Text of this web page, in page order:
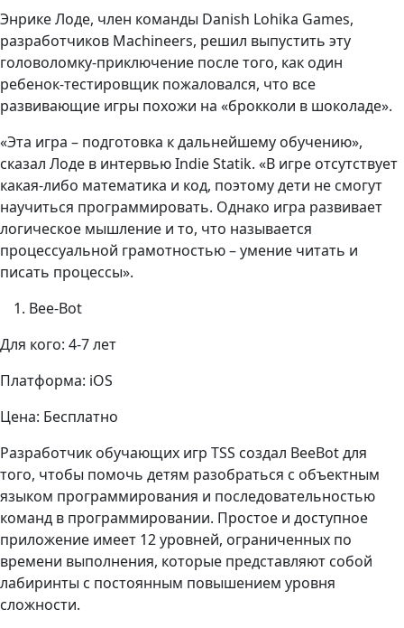
Энрике Лоде, член команды Danish Lohika Games,
разработчиков Machineers, решил выпустить эту
головоломку-приключение после того, как один
ребенок-тестировщик пожаловался, что все
развивающие игры похожи на «брокколи в шоколаде».
«Эта игра – подготовка к дальнейшему обучению»,
сказал Лоде в интервью Indie Statik. «В игре отсутствует
какая-либо математика и код, поэтому дети не смогут
научиться программировать. Однако игра развивает
логическое мышление и то, что называется
процессуальной грамотностью – умение читать и
писать процессы».
Bee-Bot
Для кого: 4-7 лет
Платформа: iOS
Цена: Бесплатно
Разработчик обучающих игр TSS создал BeeBot для
того, чтобы помочь детям разобраться с объектным
языком программирования и последовательностью
команд в программировании. Простое и доступное
приложение имеет 12 уровней, ограниченных по
времени выполнения, которые представляют собой
лабиринты с постоянным повышением уровня
сложности.